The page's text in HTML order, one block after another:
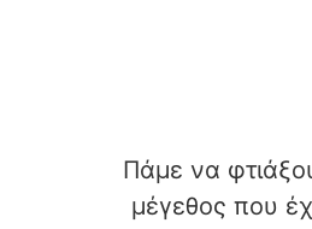
Πάμε να
μέγεθος που